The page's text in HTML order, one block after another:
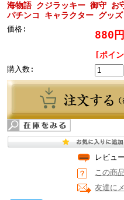
海物語 クジラッキー 御守 お
パチンコ キャラクター グッズ
価格: 880
[ポイ
購入数:
レビュ
この商
友達に